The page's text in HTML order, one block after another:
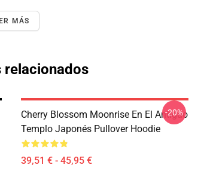
MÁS
relacionados
Cherry Blossom Moonrise En El Antiguo
Templo Japonés Pullover Hoodie
39,51 € - 45,95 €
-20%